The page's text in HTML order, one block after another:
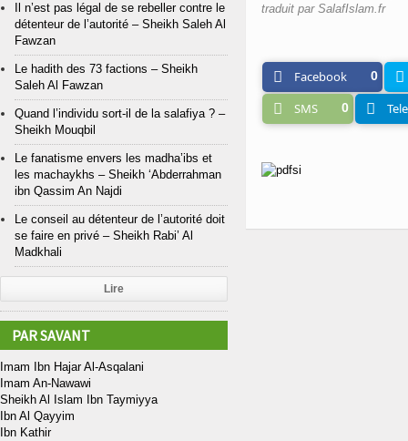
traduit parSalafIslam.fr
Facebook 0
SMS 0
Il n’est pas légal de se rebeller contre le
détenteur de l’autorité – Sheikh Saleh Al
Fawzan
Le hadith des 73 factions – Sheikh
Saleh Al Fawzan
Quand l’individu sort-il de la salafiya ? –
Sheikh Mouqbil
Le fanatisme envers les madha’ibs et
les machaykhs – Sheikh ‘Abderrahman
ibn Qassim An Najdi
Le conseil au détenteur de l’autorité doit
se faire en privé – Sheikh Rabi’ Al
Madkhali
Lire
PAR SAVANT
Imam Ibn Hajar Al-Asqalani
Imam An-Nawawi
Sheikh Al Islam Ibn Taymiyya
Ibn Al Qayyim
Ibn Kathir